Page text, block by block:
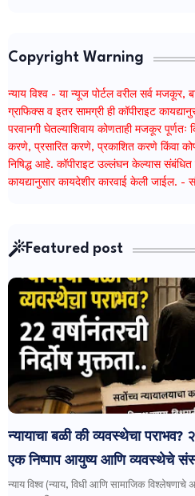
Copyright Warning
न्याय विश्व - या न्यूज पोर्टल वरील सर्व मजकूर,
ग्राफिक्स व इतर सामग्री ही कॉपीराइट
परवानगी घेतल्याशिवाय कोणताही मजकूर
करणे, प्रसारित करणे, प्रकाशित करणे किंवा
निषिद्ध आहे. कॉपीराइट उल्लंघन केल्यास संबंधित
कायद्यानुसार कायदेशीर कारवाई केली जाईल. -
Featured post
न्यायाचा बळी की व्यवस्थेचा पराभव?
एक निष्पाप आयुष्य आणि व्यवस्थेचे
न्याय विश्व (न्याय, विधी आणि सामाजिक विश्लेषणाचे